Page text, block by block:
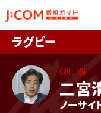
ラグビー
二宮
ノーサイ
COLUMN